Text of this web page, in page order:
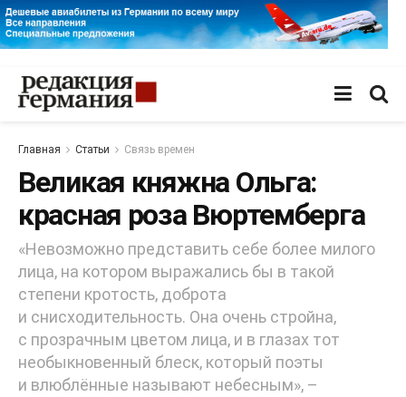
Главная Статьи Связь времен
Великая княжна Ольга:
красная роза Вюртемберга
«Невозможно представить себе более милого
лица, на котором выражались бы в такой
степени кротость, доброта
и снисходительность. Она очень стройна,
с прозрачным цветом лица, и в глазах тот
необыкновенный блеск, который поэты
и влюблённые называют небесным», –